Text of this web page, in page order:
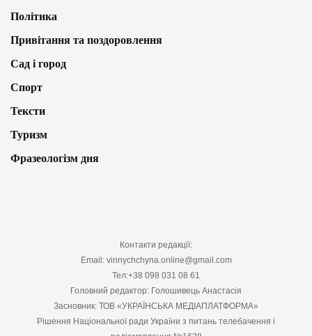
Політика
Привітання та поздоровлення
Сад і город
Спорт
Тексти
Туризм
Фразеологізм дня
Контакти редакції:
Email: vinnychchyna.online@gmail.com
Тел:+38 098 031 08 61
Головний редактор: Голошивець Анастасія
Засновник: ТОВ «УКРАЇНСЬКА МЕДІАПЛАТФОРМА»
Рішення Національної ради України з питань телебачення і